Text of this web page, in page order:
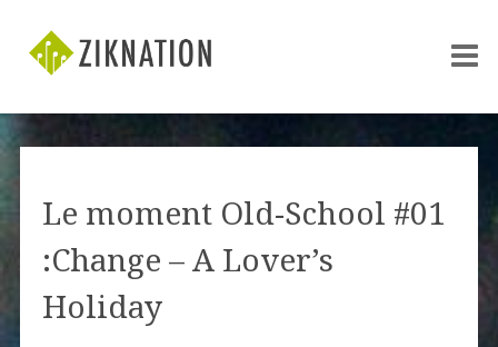
Le moment Old-School #01
:Change – A Lover’s
Holiday